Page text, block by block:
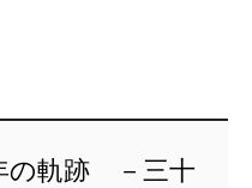
の軌跡 －三十